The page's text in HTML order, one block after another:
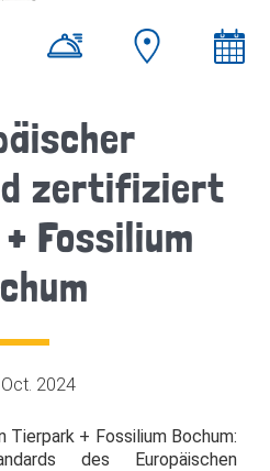
zertifiziert
Fossilium
2024
Tierpark + Fossilium Bochum:
des Europäischen